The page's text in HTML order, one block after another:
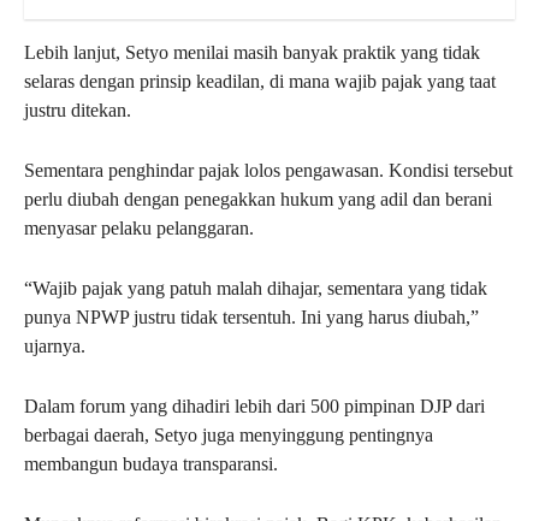
Lebih lanjut, Setyo menilai masih banyak praktik yang tidak
selaras dengan prinsip keadilan, di mana wajib pajak yang taat
justru ditekan.
Sementara penghindar pajak lolos pengawasan. Kondisi tersebut
perlu diubah dengan penegakkan hukum yang adil dan berani
menyasar pelaku pelanggaran.
“Wajib pajak yang patuh malah dihajar, sementara yang tidak
punya NPWP justru tidak tersentuh. Ini yang harus diubah,”
ujarnya.
Dalam forum yang dihadiri lebih dari 500 pimpinan DJP dari
berbagai daerah, Setyo juga menyinggung pentingnya
membangun budaya transparansi.